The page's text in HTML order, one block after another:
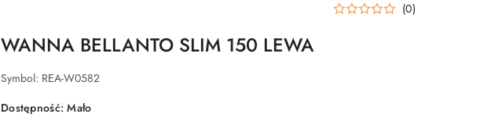
(0)
WANNA BELLANTO SLIM 150 LEWA
Symbol: REA-W0582
Dostępność:Mało